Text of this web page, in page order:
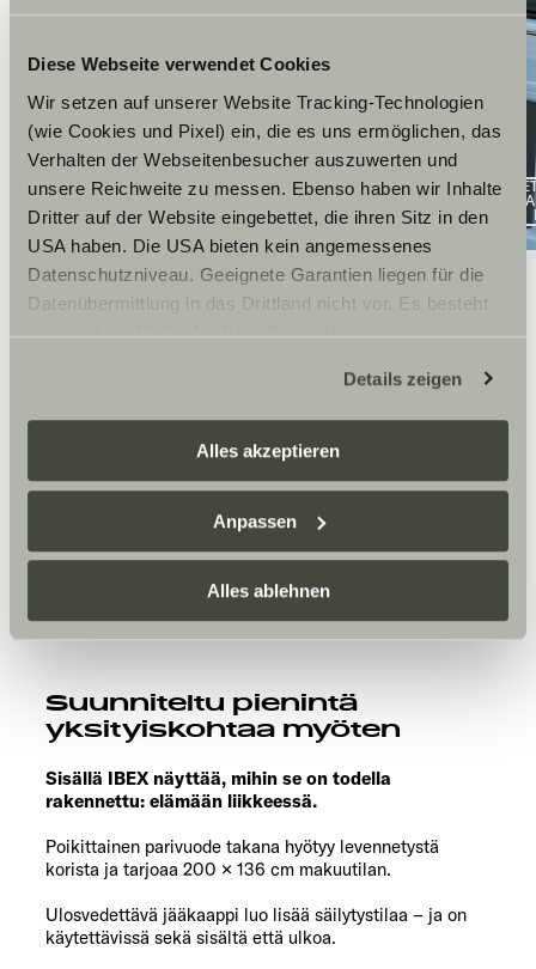
Diese Webseite verwendet Cookies
Wir setzen auf unserer Website Tracking-Technologien
(wie Cookies und Pixel) ein, die es uns ermöglichen, das
Verhalten der Webseitenbesucher auszuwerten und
unsere Reichweite zu messen. Ebenso haben wir Inhalte
Dritter auf der Website eingebettet, die ihren Sitz in den
USA haben. Die USA bieten kein angemessenes
Datenschutzniveau. Geeignete Garantien liegen für die
Datenübermittlung in das Drittland nicht vor. Es besteht
ein erhöhtes Risiko für Betroffene, da diesen
zustehen. Eingesetzte Dienstleister können Daten für
eigene Zwecke verarbeiten und mit anderen Daten
zusammenführen. Weitere Informationen finden Sie hier:
Datenschutzerklärung
einzelne Cookies/Dienste in den Einstellungen aus,
erteilen Sie uns Ihre Einwilligung zur Verarbeitung Ihrer
Daten zu den genannten Zwecken. Die Einwilligung ist
freiwillig, für den Besuch der Website nicht erforderlich
notwendigen Cookies auf der Webseite gesetzt, die für
den störungsfreien Betrieb der Webseite und die
Details zeigen
Alles akzeptieren
Anpassen
Alles ablehnen
Suunniteltu pienintä
yksityiskohtaa myöten
Sisällä IBEX näyttää, mihin se on todella
rakennettu: elämään liikkeessä.
Poikittainen parivuode takana hyötyy levennetystä
korista ja tarjoaa 200 × 136 cm makuutilan.
Ulosvedettävä jääkaappi luo lisää säilytystilaa – ja on
käytettävissä sekä sisältä että ulkoa.